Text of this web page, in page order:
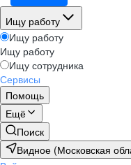
Ищу работу
Ищу работу
Ищу работу
Ищу сотрудника
Сервисы
Помощь
Ещё
Поиск
Видное (Московская